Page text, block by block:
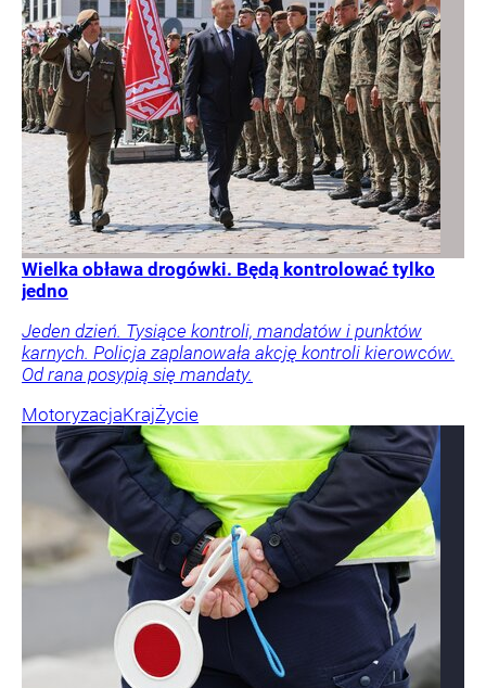
Wielka obława drogówki. Będą kontrolować tylko
jedno
Jeden dzień. Tysiące kontroli, mandatów i punktów
karnych. Policja zaplanowała akcję kontroli kierowców.
Od rana posypią się mandaty.
MotoryzacjaKrajŻycie